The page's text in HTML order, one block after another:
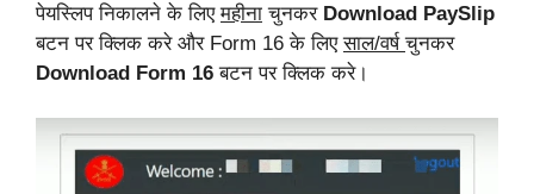
पेयस्लिप निकालने के लिएमहीना चुनकर Download PaySlip
बटन पर क्लिक करे और Form 16 के लिएसाल/वर्षचुनकर
Download Form 16 बटन पर क्लिक करे।